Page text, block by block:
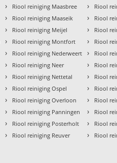
› Riool reiniging Maasbree
› Riool reiniging Maaseik
› Riool reiniging Meijel
› Riool reiniging Montfort
› Riool reiniging Nederweert
› Riool reiniging Neer
› Riool reiniging Nettetal
› Riool reiniging Ospel
› Riool reiniging Overloon
› Riool reiniging Panningen
› Riool reiniging Posterholt
› Riool reiniging Reuver
› Riool
› Riool
› Riool
› Riool
› Riool
› Riool
› Riool
› Riool
› Riool
› Riool
› Riool
› Riool